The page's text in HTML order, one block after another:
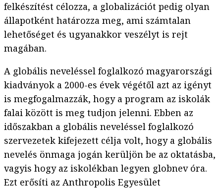
felkészítést célozza, a globalizációt pedig olyan
állapotként határozza meg, ami számtalan
lehetőséget és ugyanakkor veszélyt is rejt
magában.
A globális neveléssel foglalkozó magyarországi
kiadványok a 2000-es évek végétől azt az igényt
is megfogalmazzák, hogy a program az iskolák
falai között is meg tudjon jelenni. Ebben az
időszakban a globális neveléssel foglalkozó
szervezetek kifejezett célja volt, hogy a globális
nevelés önmaga jogán kerüljön be az oktatásba,
vagyis hogy az iskolékban legyen globnev óra.
Ezt erősíti az Anthropolis Egyesület